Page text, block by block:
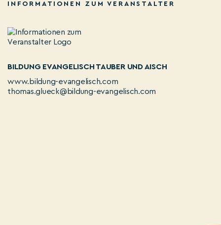
INFORMATIONEN ZUM VERANSTALTER
BILDUNG EVANGELISCH TAUBER UND AISCH
www.bildung-evangelisch.com
thomas.glueck@bildung-evangelisch.com